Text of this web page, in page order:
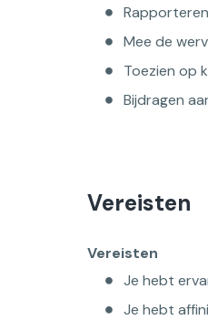
Mee de
Toezien op
Bijdragen
Vereisten
Vereisten
Je hebt
Je hebt